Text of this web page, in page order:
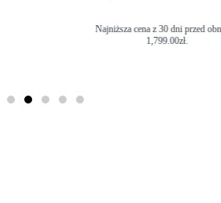
Najniższa cena z 30 dni przed obniżką: